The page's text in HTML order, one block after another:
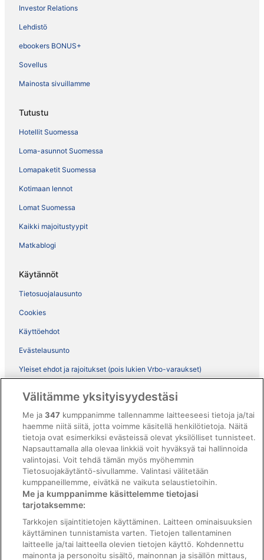
Investor Relations
Lehdistö
ebookers BONUS+
Sovellus
Mainosta sivuillamme
Tutustu
Hotellit Suomessa
Loma-asunnot Suomessa
Lomapaketit Suomessa
Kotimaan lennot
Lomat Suomessa
Kaikki majoitustyypit
Matkablogi
Käytännöt
Tietosuojalausunto
Cookies
Käyttöehdot
Evästelausunto
Yleiset ehdot ja rajoitukset (pois lukien Vrbo-varaukset)
ebookers BONUS+ -ohjelman ehdot
Oikeudelliset tiedot / ota meihin yhteyttä
Sisältövaatimukset ja ilmoituksen tekeminen sisällöstä
Tuki
Ota yhteyttä
Varauksen muuttaminen tai peruuttaminen
Varaa lento lentoyhtiön hyvityskupongeilla
Välitämme yksityisyydestäsi
Me ja347 kumppanimme tallennamme laitteeseesi tietoja ja/tai
haemme niitä siitä, jotta voimme käsitellä henkilötietoja. Näitä
tietoja ovat esimerkiksi evästeissä olevat yksilölliset tunnisteet.
Napsauttamalla alla olevaa linkkiä voit hyväksyä tai hallinnoida
valintojasi. Voit tehdä tämän myös myöhemmin
Tietosuojakäytäntö-sivullamme. Valintasi välitetään
kumppaneillemme, eivätkä ne vaikuta selaustietoihin.
Me ja kumppanimme käsittelemme tietojasi
tarjotaksemme:
Tarkkojen sijaintitietojen käyttäminen. Laitteen ominaisuuksien
käyttäminen tunnistamista varten. Tietojen tallentaminen
laitteelle ja/tai laitteella olevien tietojen käyttö. Kohdennettu
mainonta ja personoitu sisältö, mainonnan ja sisällön mittaus,